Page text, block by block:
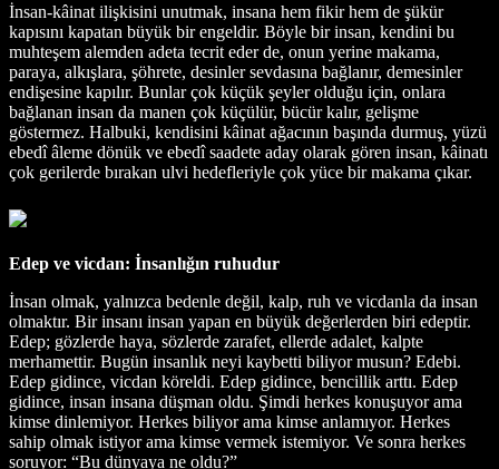
İnsan-kâinat ilişkisini unutmak, insana hem fikir hem de şükür
kapısını kapatan büyük bir engeldir. Böyle bir insan, kendini bu
muhteşem alemden adeta tecrit eder de, onun yerine makama,
paraya, alkışlara, şöhrete, desinler sevdasına bağlanır, demesinler
endişesine kapılır. Bunlar çok küçük şeyler olduğu için, onlara
bağlanan insan da manen çok küçülür, bücür kalır, gelişme
göstermez. Halbuki, kendisini kâinat ağacının başında durmuş, yüzü
ebedî âleme dönük ve ebedî saadete aday olarak gören insan, kâinatı
çok gerilerde bırakan ulvi hedefleriyle çok yüce bir makama çıkar.
Edep ve vicdan: İnsanlığın ruhudur
İnsan olmak, yalnızca bedenle değil, kalp, ruh ve vicdanla da insan
olmaktır. Bir insanı insan yapan en büyük değerlerden biri edeptir.
Edep; gözlerde haya, sözlerde zarafet, ellerde adalet, kalpte
merhamettir. Bugün insanlık neyi kaybetti biliyor musun? Edebi.
Edep gidince, vicdan köreldi. Edep gidince, bencillik arttı. Edep
gidince, insan insana düşman oldu. Şimdi herkes konuşuyor ama
kimse dinlemiyor. Herkes biliyor ama kimse anlamıyor. Herkes
sahip olmak istiyor ama kimse vermek istemiyor. Ve sonra herkes
soruyor: “Bu dünyaya ne oldu?”